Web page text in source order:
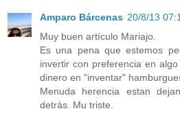
Amparo Bárcenas 20/8/13
Muy buen artículo Mariajo.
Es una pena que estemos
invertir con preferencia en
dinero en "inventar"
Menuda herencia estan
detrás. Mu triste.